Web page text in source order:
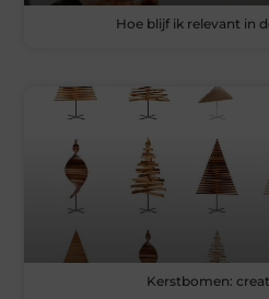
Hoe blijf ik relevant in
Kerstbomen: